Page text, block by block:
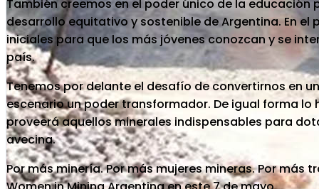
También creemos en el poder único de la
desarrollo equitativo y sostenible de Argentina. En
iniciales para que los más jóvenes conozcan y se
país.
Tenemos por delante el desafío de convertirnos en
escenario un poder transformador. De igual forma
proveerá aquellos minerales indispensables para
avecina.
Por más minería. Por más mujeres mineras. Por más